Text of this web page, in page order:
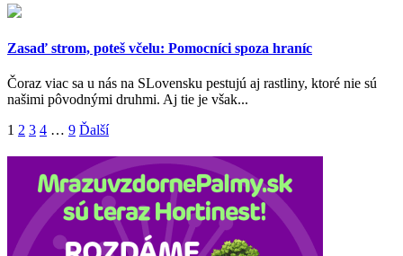
Zasaď strom, poteš včelu: Pomocníci spoza hraníc
Čoraz viac sa u nás na SLovensku pestujú aj rastliny, ktoré nie sú
našimi pôvodnými druhmi. Aj tie je však...
Navigácia
v
článkoch
1 2 3 4 … 9 Ďalší